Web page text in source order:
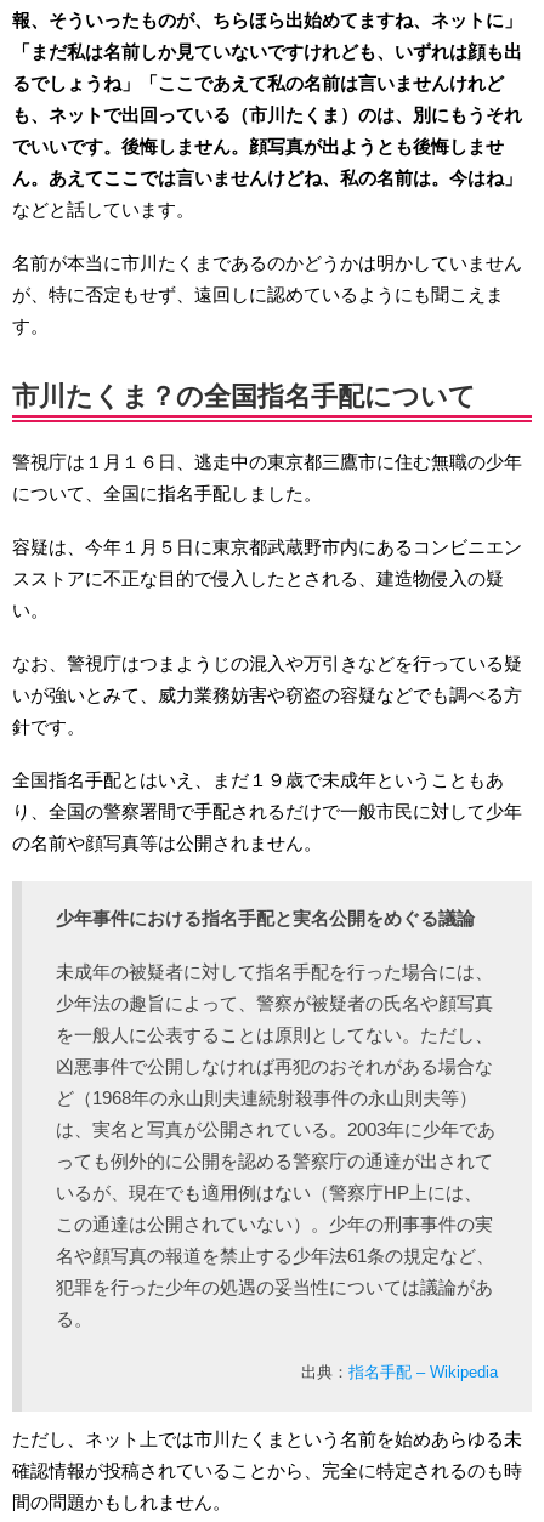
報、そういったものが、ちらほら出始めてますね、ネットに」
「まだ私は名前しか見ていないですけれども、いずれは顔も出
るでしょうね」「ここであえて私の名前は言いませんけれど
も、ネットで出回っている（市川たくま）のは、別にもうそれ
でいいです。後悔しません。顔写真が出ようとも後悔しませ
ん。あえてここでは言いませんけどね、私の名前は。今はね」
などと話しています。
名前が本当に市川たくまであるのかどうかは明かしていません
が、特に否定もせず、遠回しに認めているようにも聞こえま
す。
市川たくま？の全国指名手配について
警視庁は１月１６日、逃走中の東京都三鷹市に住む無職の少年
について、全国に指名手配しました。
容疑は、今年１月５日に東京都武蔵野市内にあるコンビニエン
スストアに不正な目的で侵入したとされる、建造物侵入の疑
い。
なお、警視庁はつまようじの混入や万引きなどを行っている疑
いが強いとみて、威力業務妨害や窃盗の容疑などでも調べる方
針です。
全国指名手配とはいえ、まだ１９歳で未成年ということもあ
り、全国の警察署間で手配されるだけで一般市民に対して少年
の名前や顔写真等は公開されません。
少年事件における指名手配と実名公開をめぐる議論
未成年の被疑者に対して指名手配を行った場合には、
少年法の趣旨によって、警察が被疑者の氏名や顔写真
を一般人に公表することは原則としてない。ただし、
凶悪事件で公開しなければ再犯のおそれがある場合な
ど（1968年の永山則夫連続射殺事件の永山則夫等）
は、実名と写真が公開されている。2003年に少年であ
っても例外的に公開を認める警察庁の通達が出されて
いるが、現在でも適用例はない（警察庁HP上には、
この通達は公開されていない）。少年の刑事事件の実
名や顔写真の報道を禁止する少年法61条の規定など、
犯罪を行った少年の処遇の妥当性については議論があ
る。
出典： 指名手配 – Wikipedia
ただし、ネット上では市川たくまという名前を始めあらゆる未
確認情報が投稿されていることから、完全に特定されるのも時
間の問題かもしれません。